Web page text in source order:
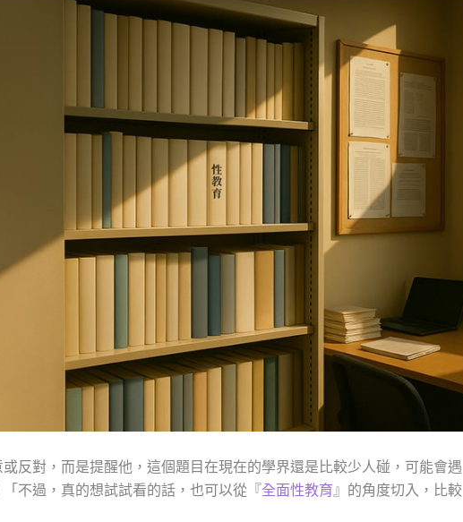
反對，而是提醒他，這個題目在現在的學界還是比較少人碰，可能會遇
不過，真的想試試看的話，也可以從『全面性教育 』的角度切入，比較